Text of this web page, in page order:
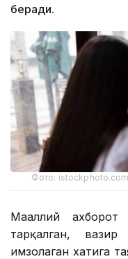
беради.
Фото: istockphoto.com
Маҳаллий ахборот
тарқалган,
имзолаган хатига